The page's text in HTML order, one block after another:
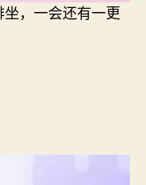
，一会还有一更